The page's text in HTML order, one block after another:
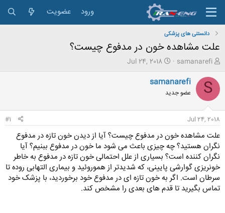
ورود عضویت
دانستنی های پزشکی
علت مشاهده خون در مدفوع چیست؟
ش
و
ع
ک
ه
م
و
ض
و
ع
samanarefi
ت
ر
ع
Jul 24, 2018
S
samanarefi
عضو جدید
Jul 24, 2018
#1
علت مشاهده خون در مدفوع چیست؟ آیا از دیدن خون تازه در مدفوع
نگران هستید؟ چه چیزی باعث می شود ما خون در مدفوع ببنیم؟ آیا
نگران کننده است؟ بسیاری از علل احتمالی خون تازه در مدفوع به خاطر
خونریزی گوارشی پایینی، که شدیدتر از هموروئید و بیماری التهابی روده تا
سرطان است. اگر به خون تازه ای در مدفوع خود برخوردید، با پزشک خود
تماس بگیرید تا قدم‌ های بعدی را مشخص کند.